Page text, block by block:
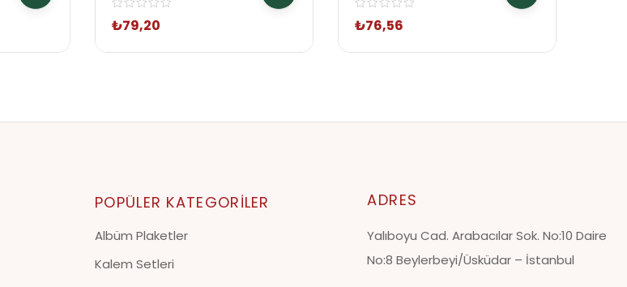
₺79,20 ₺76,56
POPÜLER KATEGORILER
Albüm Plaketler
Kalem Setleri
ADRES
Yalıboyu Cad. Arabacılar Sok. No:10 Daire
No:8 Beylerbeyi/Üsküdar – İstanbul